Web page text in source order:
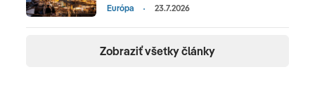
Európa 23.7.2026
Zobraziť všetky články